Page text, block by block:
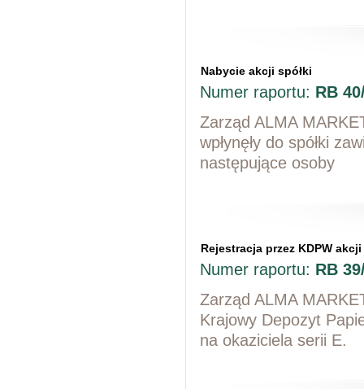
Nabycie akcji spółki
Numer raportu: RB
Zarząd ALMA
wpłynęły do spółki
następujące osoby
Rejestracja przez KDPW
Numer raportu: RB
Zarząd ALMA
Krajowy Depozyt
na okaziciela serii E.